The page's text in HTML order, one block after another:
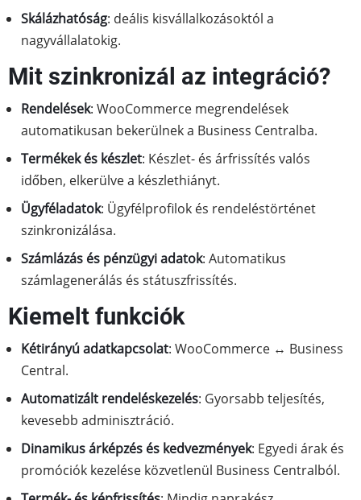
Skálázhatóság: deális kisvállalkozásoktól a
nagyvállalatokig.
Mit szinkronizál az integráció?
Rendelések: WooCommerce megrendelések
automatikusan bekerülnek a Business Centralba.
Termékek és készlet: Készlet- és árfrissítés valós
időben, elkerülve a készlethiányt.
Ügyféladatok: Ügyfélprofilok és rendeléstörténet
szinkronizálása.
Számlázás és pénzügyi adatok: Automatikus
számlagenerálás és státuszfrissítés.
Kiemelt funkciók
Kétirányú adatkapcsolat: WooCommerce ↔ Business
Central.
Automatizált rendeléskezelés: Gyorsabb teljesítés,
kevesebb adminisztráció.
Dinamikus árképzés és kedvezmények: Egyedi árak és
promóciók kezelése közvetlenül Business Centralból.